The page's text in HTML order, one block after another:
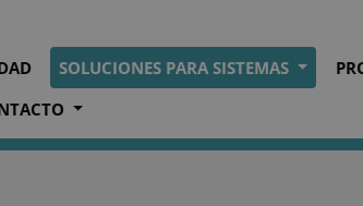
SOLUCIONES PARA SISTEMAS